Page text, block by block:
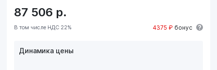
87 506 р.
В том числе НДС 22% 4375 ₽ бонус
Динамика цены